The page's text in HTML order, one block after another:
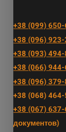
+38 (099)
+38 (096) 923-
+38 (093) 494-
+38 (066)
+38 (096)
+38 (068)
+38 (067)
документов)